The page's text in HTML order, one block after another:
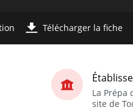
Télécharger la fiche
La Prépa
site de